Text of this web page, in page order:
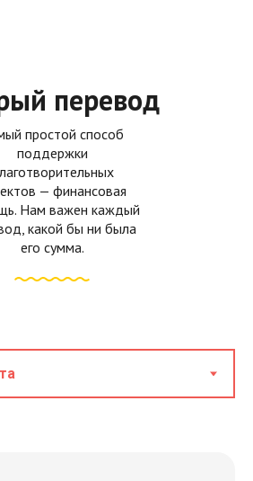
простой способ
поддержки
— финансовая
Нам важен каждый
какой бы ни была
его сумма.
перевод